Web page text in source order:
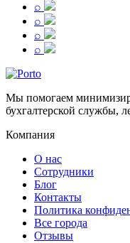
⌕
⌕
⌕
⌕
Мы помогаем
бухгалтерской службы,
Компания
О нас
Сотрудники
Блог
Контакты
Политика
Все города
Отзывы